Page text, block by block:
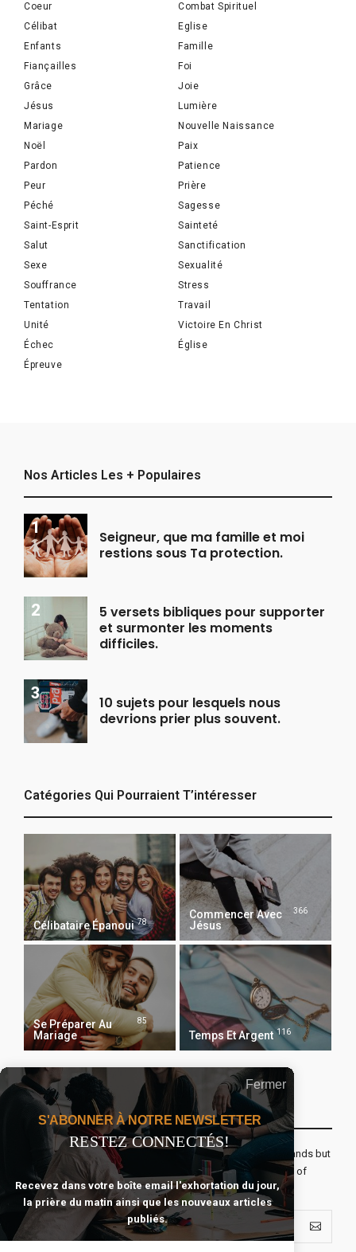
Coeur
Combat Spirituel
Célibat
Eglise
Enfants
Famille
Fiançailles
Foi
Grâce
Joie
Jésus
Lumière
Mariage
Nouvelle Naissance
Noël
Paix
Pardon
Patience
Peur
Prière
Péché
Sagesse
Saint-Esprit
Sainteté
Salut
Sanctification
Sexe
Sexualité
Souffrance
Stress
Tentation
Travail
Unité
Victoire En Christ
Échec
Église
Épreuve
Nos Articles Les + Populaires
Seigneur, que ma famille et moi
restions sous Ta protection.
5 versets bibliques pour supporter
et surmonter les moments
difficiles.
10 sujets pour lesquels nous
devrions prier plus souvent.
Catégories Qui Pourraient T’intéresser
Célibataire Épanoui 78
Commencer Avec
Jésus
366
Se Préparer Au
Mariage
85
Temps Et Argent 116
Recevoir Notre Newsletter Chaque Matin
The real voyage of discovery consists not in seeking new lands but
seeing with new eyes. All journeys have secret destinations of
which the traveler is unaware.
Fermer
S'ABONNER À NOTRE NEWSLETTER
RESTEZ CONNECTÉS!
Recevez dans votre boîte email l'exhortation du jour,
la prière du matin ainsi que les nouveaux articles
publiés.